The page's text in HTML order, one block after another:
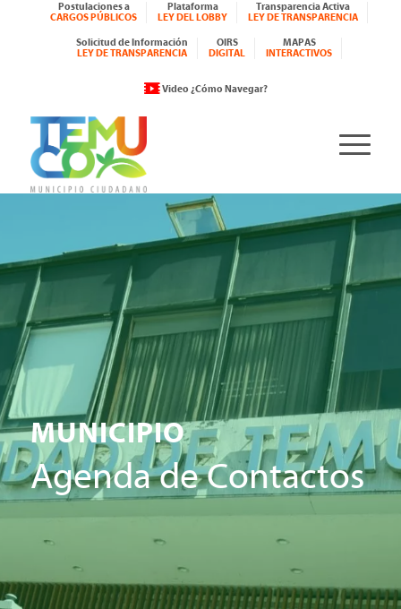
Postulaciones a
CARGOS PÚBLICOS
Plataforma
LEY DEL LOBBY
Transparencia Activa
LEY DE TRANSPARENCIA
Solicitud de Información
LEY DE TRANSPARENCIA
OIRS
DIGITAL
MAPAS
INTERACTIVOS
Video ¿Cómo Navegar?
MUNICIPIO
Agenda de Contactos